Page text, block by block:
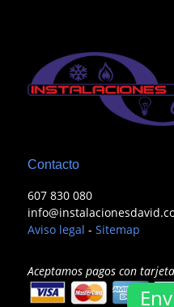
Contacto
607 830 080
Aviso legal - Sitemap
Aceptamos pagos con